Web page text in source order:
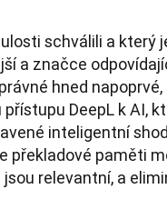
schválili a který
a značce
hned
DeepL k AI,
inteligentní
překladové paměti
relevantní, a